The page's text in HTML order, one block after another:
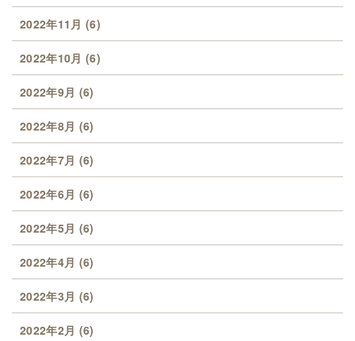
2022年11月 (6)
2022年10月 (6)
2022年9月 (6)
2022年8月 (6)
2022年7月 (6)
2022年6月 (6)
2022年5月 (6)
2022年4月 (6)
2022年3月 (6)
2022年2月 (6)